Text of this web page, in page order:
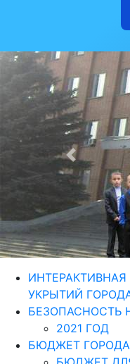
Назад
ИНТЕРАКТИВНАЯ
УКРЫТИЙ